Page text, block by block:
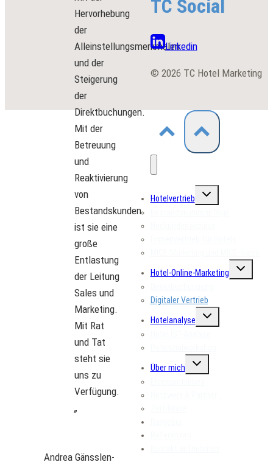
Hervorhebung
der
Alleinstellungsmerkmalen
und der
Steigerung
der
Direktbuchungen.
Mit der
Betreuung
und
Reaktivierung
von
Bestandskunden
ist sie eine
große
Entlastung
der Leitung
Sales und
Marketing.
Mit Rat
und Tat
steht sie
uns zu
Verfügung.
„
Andrea Gänsslen-
TC Social
Linkedin
© 2026 TC Hotel Marketing
Hotelvertrieb
Untermenü
Hotel-Online-Marketing
Untermenü
Digitaler Vertrieb
Hotelanalyse
Untermenü
Über mich
Untermenü